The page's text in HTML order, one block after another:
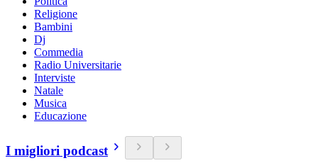
Religione
Bambini
Dj
Commedia
Radio Universitarie
Interviste
Natale
Musica
Educazione
I migliori podcast